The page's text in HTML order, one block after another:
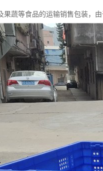
果蔬等食品的运输销售包装，